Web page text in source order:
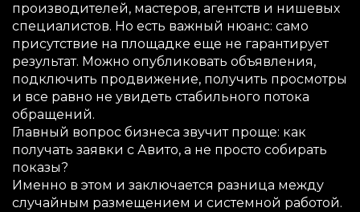
производителей, мастеров, агентств и нишевых
специалистов. Но есть важный нюанс: само
присутствие на площадке еще не гарантирует
результат. Можно опубликовать объявления,
подключить продвижение, получить просмотры
и все равно не увидеть стабильного потока
обращений.
Главный вопрос бизнеса звучит проще: как
получать заявки с Авито, а не просто собирать
показы?
Именно в этом и заключается разница между
случайным размещением и системной работой.